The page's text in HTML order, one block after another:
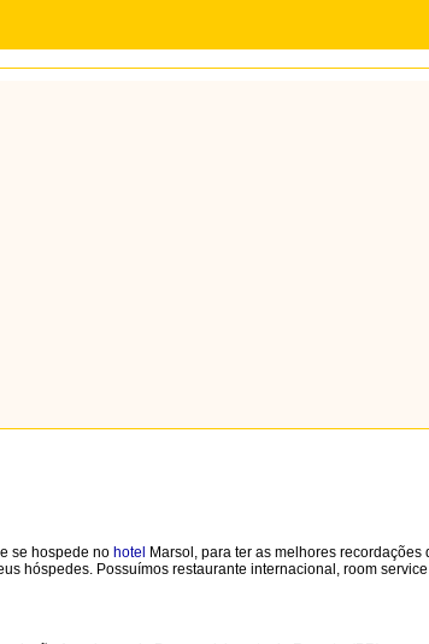
se hospede no hotel
Marsol, para ter as melhores recordações
hóspedes. Possuímos restaurante internacional, room